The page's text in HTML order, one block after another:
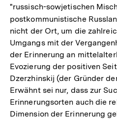
"russisch-sowjetischen
postkommunistische
nicht der Ort, um die
Umgangs mit der
der Erinnerung an
Evozierung der positiven
Dzerzhinskij (der Gründer
Erwähnt sei nur, dass zur
Erinnerungsorten auch die
Dimension der Erinnerung